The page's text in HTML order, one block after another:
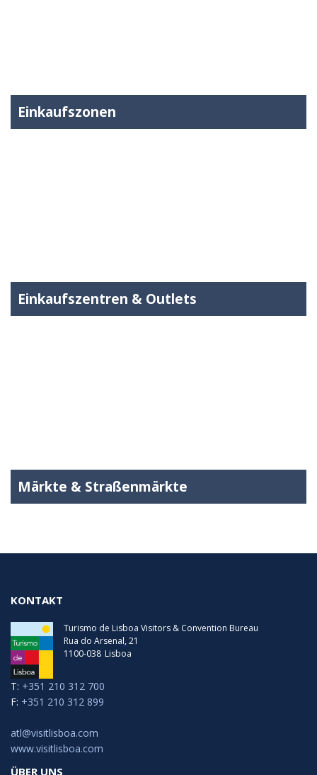
Einkaufszonen
Einkaufszentren & Outlets
Märkte & Straßenmärkte
KONTAKT
Turismo de Lisboa Visitors & Convention Bureau
Rua do Arsenal, 21
1100-038 Lisboa
T: +351 210 312 700
F: +351 210 312 899
atl@visitlisboa.com
www.visitlisboa.com
ÜBER UNS